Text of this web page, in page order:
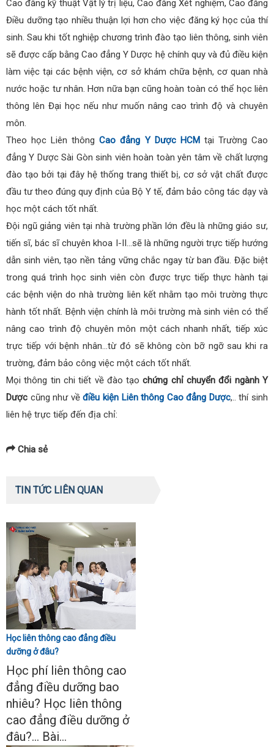
Cao đẳng kỹ thuật Vật lý trị liệu, Cao đẳng Xét nghiệm, Cao đẳng
Điều dưỡng tạo nhiều thuận lợi hơn cho việc đăng ký học của thí
sinh. Sau khi tốt nghiệp chương trình đào tạo liên thông, sinh viên
sẽ được cấp bằng Cao đẳng Y Dược hệ chính quy và đủ điều kiện
làm việc tại các bệnh viện, cơ sở khám chữa bệnh, cơ quan nhà
nước hoặc tư nhân. Hơn nữa bạn cũng hoàn toàn có thể học liên
thông lên Đại học nếu như muốn nâng cao trình độ và chuyên
môn.
Theo học Liên thôngCao đẳng Y Dược HCM tại Trường Cao
đẳng Y Dược Sài Gòn sinh viên hoàn toàn yên tâm về chất lượng
đào tạo bởi tại đây hệ thống trang thiết bị, cơ sở vật chất được
đầu tư theo đúng quy định của Bộ Y tế, đảm bảo công tác dạy và
học một cách tốt nhất.
Đội ngũ giảng viên tại nhà trường phần lớn đều là những giáo sư,
tiến sĩ, bác sĩ chuyên khoa I-II…sẽ là những người trực tiếp hướng
dẫn sinh viên, tạo nền tảng vững chắc ngay từ ban đầu. Đặc biệt
trong quá trình học sinh viên còn được trực tiếp thực hành tại
các bệnh viện do nhà trường liên kết nhằm tạo môi trường thực
hành tốt nhất. Bệnh viện chính là môi trường mà sinh viên có thể
nâng cao trình độ chuyên môn một cách nhanh nhất, tiếp xúc
trực tiếp với bệnh nhân…từ đó sẽ không còn bỡ ngỡ sau khi ra
trường, đảm bảo công việc một cách tốt nhất.
Mọi thông tin chi tiết về đào tạochứng chỉ chuyển đổi ngành Y
Dược cũng như vềđiều kiện Liên thông Cao đẳng Dược,.. thí sinh
liên hệ trực tiếp đến địa chỉ:
Chia sẻ
TIN TỨC LIÊN QUAN
Học liên thông cao đẳng điều
dưỡng ở đâu?
Học phí liên thông cao
đẳng điều dưỡng bao
nhiêu? Học liên thông
cao đẳng điều dưỡng ở
đâu?... Bài...